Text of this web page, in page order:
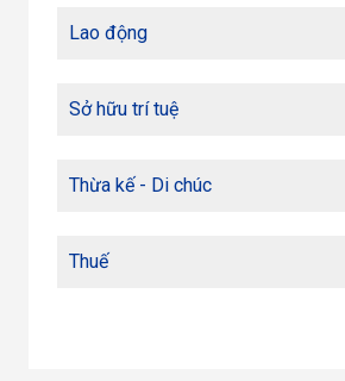
Lao động
Sở hữu trí tuệ
Thừa kế - Di chúc
Thuế